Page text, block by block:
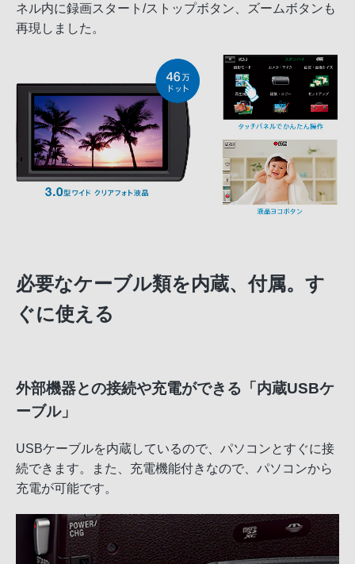
ネル内に録画スタート/ストップボタン、ズームボタンも
再現しました。
必要なケーブル類を内蔵、付属。す
ぐに使える
外部機器との接続や充電ができる「内蔵USBケ
ーブル」
USBケーブルを内蔵しているので、パソコンとすぐに接
続できます。また、充電機能付きなので、パソコンから
充電が可能です。